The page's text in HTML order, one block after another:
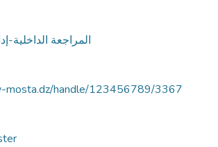
المراجعة الداخلية-
mosta.dz/handle/123456789/3367